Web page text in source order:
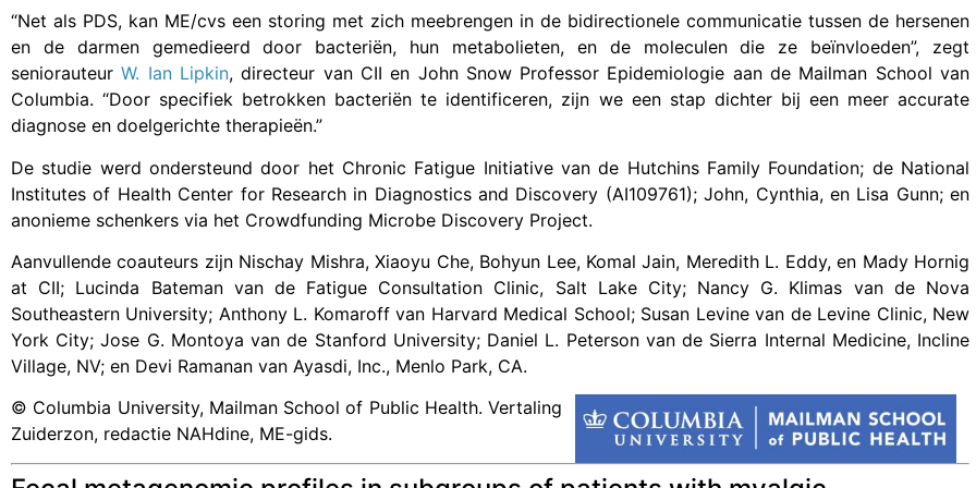
“Net als PDS, kan ME/cvs een storing met zich meebrengen in de bidirectionele communicatie tussen de hersenen
en de darmen gemedieerd door bacteriën, hun metabolieten, en de moleculen die ze beïnvloeden”, zegt
seniorauteurW. Ian Lipkin, directeur van CII en John Snow Professor Epidemiologie aan de Mailman School van
Columbia. “Door specifiek betrokken bacteriën te identificeren, zijn we een stap dichter bij een meer accurate
diagnose en doelgerichte therapieën.”
De studie werd ondersteund door het Chronic Fatigue Initiative van de Hutchins Family Foundation; de National
Institutes of Health Center for Research in Diagnostics and Discovery (AI109761); John, Cynthia, en Lisa Gunn; en
anonieme schenkers via het Crowdfunding Microbe Discovery Project.
Aanvullende coauteurs zijn Nischay Mishra, Xiaoyu Che, Bohyun Lee, Komal Jain, Meredith L. Eddy, en Mady Hornig
at CII; Lucinda Bateman van de Fatigue Consultation Clinic, Salt Lake City; Nancy G. Klimas van de Nova
Southeastern University; Anthony L. Komaroff van Harvard Medical School; Susan Levine van de Levine Clinic, New
York City; Jose G. Montoya van de Stanford University; Daniel L. Peterson van de Sierra Internal Medicine, Incline
Village, NV; en Devi Ramanan van Ayasdi, Inc., Menlo Park, CA.
© Columbia University, Mailman School of Public Health. Vertaling
Zuiderzon, redactie NAHdine, ME-gids.